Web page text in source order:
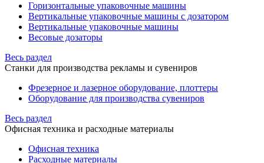
Горизонтальные упаковочные машины
Вертикальные упаковочные машины с дозатором
Вертикальные упаковочные машины
Весовые дозаторы
Весь раздел
Станки для производства рекламы и сувениров
Фрезерное и лазерное оборудование, плоттеры
Оборудование для производства сувениров
Весь раздел
Офисная техника и расходные материалы
Офисная техника
Расходные материалы